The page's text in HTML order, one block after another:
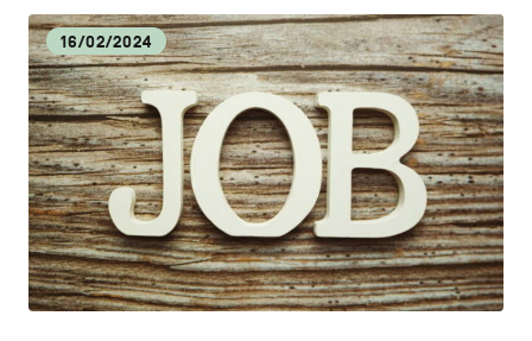
16/02/2024